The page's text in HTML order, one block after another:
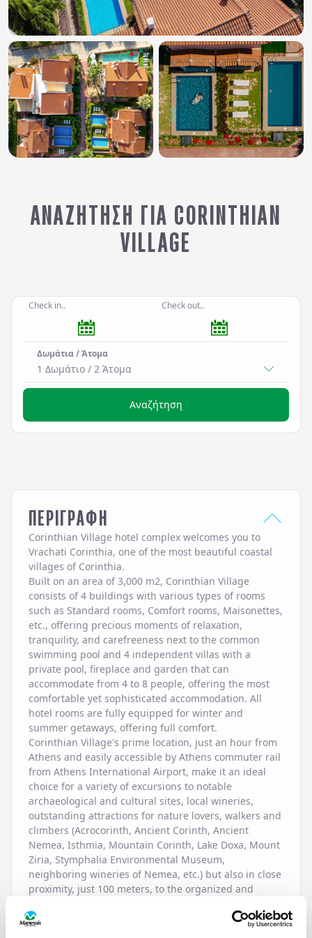
ΑΝΑΖΉΤΗΣΗ ΓΙΑ CORINTHIAN
VILLAGE
Check in.. Check out..
Δωμάτια / Άτομα
1 Δωμάτιο / 2 Άτομα
Αναζήτηση
ΠΕΡΙΓΡΑΦΗ
Corinthian Village hotel complex welcomes you to
Vrachati Corinthia, one of the most beautiful coastal
villages of Corinthia.
Built on an area of 3,000 m2, Corinthian Village
consists of 4 buildings with various types of rooms
such as Standard rooms, Comfort rooms, Maisonettes,
etc., offering precious moments of relaxation,
tranquility, and carefreeness next to the common
swimming pool and 4 independent villas with a
private pool, fireplace and garden that can
accommodate from 4 to 8 people, offering the most
comfortable yet sophisticated accommodation. All
hotel rooms are fully equipped for winter and
summer getaways, offering full comfort.
Corinthian Village's prime location, just an hour from
Athens and easily accessible by Athens commuter rail
from Athens International Airport, make it an ideal
choice for a variety of excursions to notable
archaeological and cultural sites, local wineries,
outstanding attractions for nature lovers, walkers and
climbers (Acrocorinth, Ancient Corinth, Ancient
Nemea, Isthmia, Mountain Corinth, Lake Doxa, Mount
Ziria, Stymphalia Environmental Museum,
neighboring wineries of Nemea, etc.) but also in close
proximity, just 100 meters, to the organized and
Corinthian Village is ideal for families looking for a